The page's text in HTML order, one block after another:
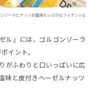
ゾーラとナッツの風味たっぷりなフィナンシェ
ル」には、ゴルゴンゾーラ
イント。
がふわりと口いっぱいに広
味と皮付きヘーゼルナッツ